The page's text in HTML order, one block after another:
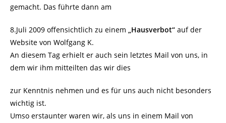
gemacht. Das führte dann am
8.Juli 2009 offensichtlich zu einem „Hausverbot“ auf der
Website von Wolfgang K.
An diesem Tag erhielt er auch sein letztes Mail von uns, in
dem wir ihm mitteilten das wir dies
zur Kenntnis nehmen und es für uns auch nicht besonders
wichtig ist.
Umso erstaunter waren wir, als uns in einem Mail von